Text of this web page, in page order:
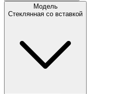
Модель
Стеклянная со вставкой